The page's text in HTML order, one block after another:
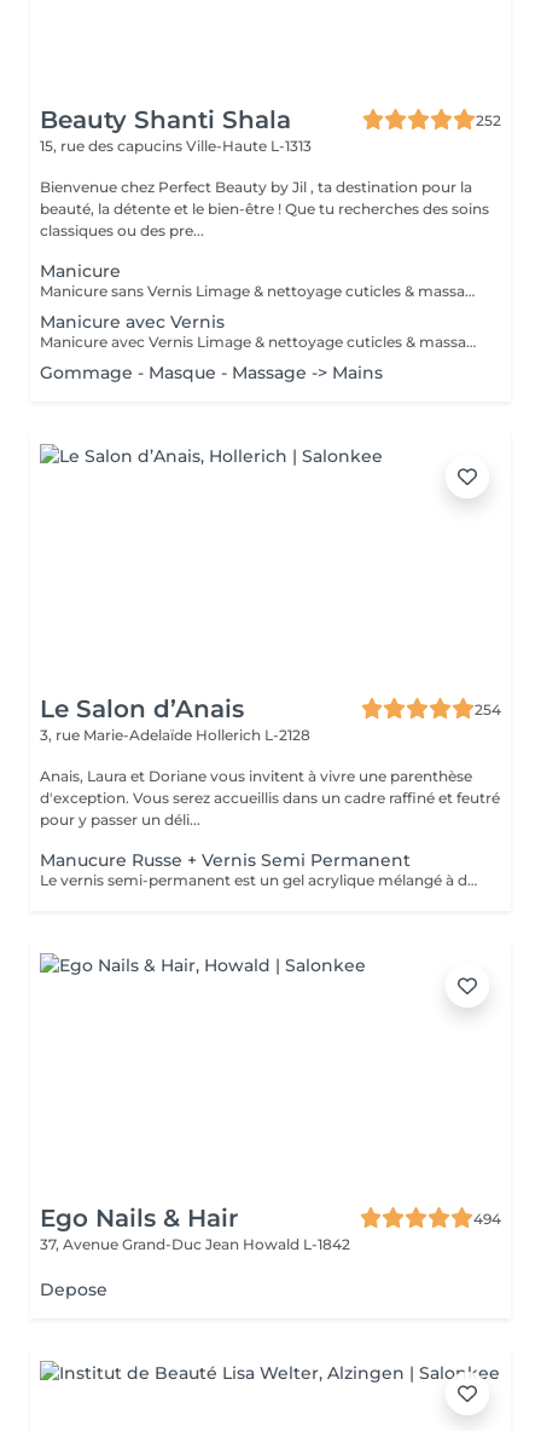
Beauty Shanti Shala
252
15, rue des capucins Ville-Haute L-1313
Bienvenue chez Perfect Beauty by Jil , ta destination pour la
beauté, la détente et le bien-être ! Que tu recherches des soins
classiques ou des pre...
Manicure
Manicure sans Vernis Limage & nettoyage cuticles & massage mains
Manicure avec Vernis
Manicure avec Vernis Limage & nettoyage cuticles & massage mains Vernis = Couleur normal qu'on sait retirer soi-même avec du disslovant. Prend 30min pour sècher et tient 2-4 jours sur les mains et 1 mois sur les pieds. Semi = Se fait secher sous la lampe LED et se fait retirer par l'esthéticienne de préférence (y compris dans le prix chez PB ). Il tient 3 semaines sur les mains et 4-5 semaines sur les pieds. Il sera seche immédiatement. Peut abîmer les ongles si c'est fait trop souvent, sans pause.
Gommage - Masque - Massage -> Mains
Le Salon d’Anais
254
3, rue Marie-Adelaïde Hollerich L-2128
Anais, Laura et Doriane vous invitent à vivre une parenthèse
d'exception. Vous serez accueillis dans un cadre raffiné et feutré
pour y passer un déli...
Manucure Russe + Vernis Semi Permanent
Le vernis semi-permanent est un gel acrylique mélangé à du vernis, appliqué sur l'ongle et durci par des UV. Il a la même texture qu'un vernis classique, est aussi liquide et a encore plus de brillance. Il reste impeccable, sans ternir et sans s'écailler jusqu'à 3 voir 4 semaines
Ego Nails & Hair
494
37, Avenue Grand-Duc Jean Howald L-1842
Depose